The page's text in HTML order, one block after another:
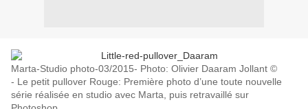
Marta-Studio photo-03/2015- Photo: Olivier Daaram Jollant ©
- Le petit pullover Rouge: Première photo d’une toute nouvelle
série réalisée en studio avec Marta, puis retravaillé sur